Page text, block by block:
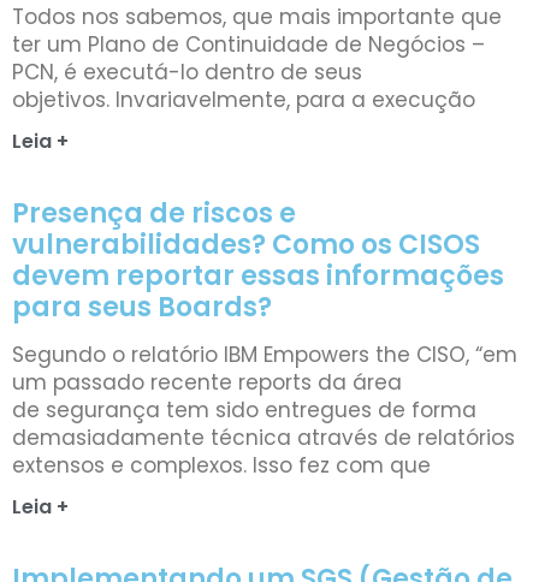
Todos nos sabemos, que mais importante que
ter um Plano de Continuidade de Negócios –
PCN, é executá-lo dentro de seus
objetivos. Invariavelmente, para a execução
Leia +
Presença de riscos e
vulnerabilidades? Como os CISOS
devem reportar essas informações
para seus Boards?
Segundo o relatório IBM Empowers the CISO, “em
um passado recente reports da área
de segurança tem sido entregues de forma
demasiadamente técnica através de relatórios
extensos e complexos. Isso fez com que
Leia +